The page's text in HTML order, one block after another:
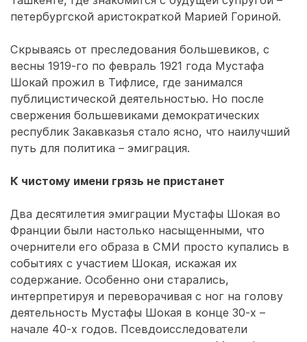
петербургской аристократкой Марией Гориной.
Скрываясь от преследования большевиков, с
весны 1919-го по февраль 1921 года Мустафа
Шокай прожил в Тифлисе, где занимался
публицистической деятельностью. Но после
свержения большевиками демократических
республик Закавказья стало ясно, что наилучший
путь для политика – эмиграция.
К чистому имени грязь не пристанет
Два десятилетия эмиграции Мустафы Шокая во
Франции были настолько насыщенными, что
очернители его образа в СМИ просто купались в
событиях с участием Шокая, искажая их
содержание. Особенно они старались,
интерпретируя и переворачивая с ног на голову
деятельность Мустафы Шокая в конце 30-х –
начале 40-х годов. Псевдоисследователи